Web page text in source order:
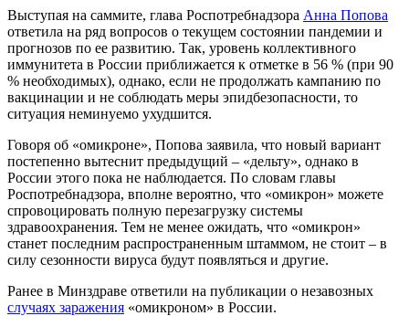
Выступая на саммите, глава Роспотребнадзора Анна Попова
ответила на ряд вопросов о текущем состоянии пандемии и
прогнозов по ее развитию. Так, уровень коллективного
иммунитета в России приближается к отметке в 56 % (при 90
% необходимых), однако, если не продолжать кампанию по
вакцинации и не соблюдать меры эпидбезопасности, то
ситуация неминуемо ухудшится.
Говоря об «омикроне», Попова заявила, что новый вариант
постепенно вытеснит предыдущий – «дельту», однако в
России этого пока не наблюдается. По словам главы
Роспотребнадзора, вполне вероятно, что «омикрон» можете
спровоцировать полную перезагрузку системы
здравоохранения. Тем не менее ожидать, что «омикрон»
станет последним распространенным штаммом, не стоит – в
силу сезонности вируса будут появляться и другие.
Ранее в Минздраве ответили на публикации о незавозных
случаях заражения «омикроном» в России.